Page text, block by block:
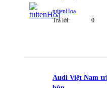
tuitenHoa
Trả lời:
0
Audi Việt Nam